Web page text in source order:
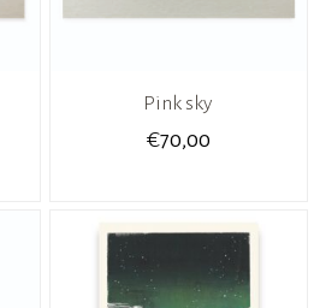
Pink sky
€70,00